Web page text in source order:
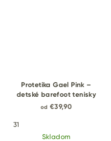
Protetika Gael Pink –
detské barefoot tenisky
od €39,90
31
Skladom